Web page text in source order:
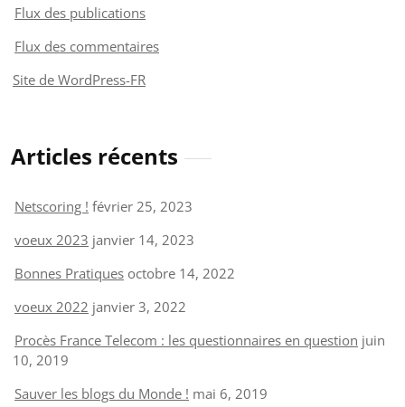
Flux des publications
Flux des commentaires
Site de WordPress-FR
Articles récents
Netscoring ! février 25, 2023
voeux 2023 janvier 14, 2023
Bonnes Pratiques octobre 14, 2022
voeux 2022 janvier 3, 2022
Procès France Telecom : les questionnaires en question juin
10, 2019
Sauver les blogs du Monde ! mai 6, 2019